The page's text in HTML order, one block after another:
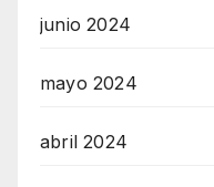
junio 2024
mayo 2024
abril 2024